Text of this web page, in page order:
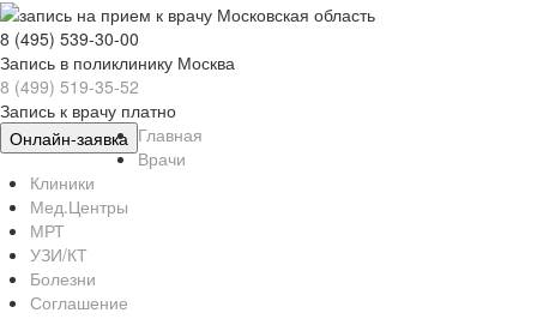
8 (495) 539-30-00
Запись в поликлинику Москва
8 (499) 519-35-52
Запись к врачу платно
Онлайн-заявка Главная
Врачи
Клиники
Мед.Центры
МРТ
УЗИ/КТ
Болезни
Соглашение